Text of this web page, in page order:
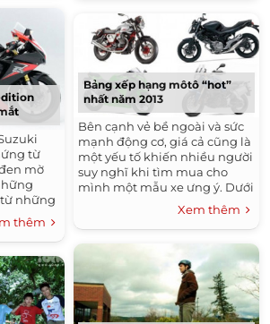
từ
mờ
những
ống xả
R750
thêm
Bảng xếp hạng môtô “hot”
nhất năm 2013
Bên cạnh vẻ bề ngoài và sức
mạnh động cơ, giá cả cũng là
một yếu tố khiến nhiều người
suy nghĩ khi tìm mua cho
mình một mẫu xe ưng ý. Dưới
đây là 10 mẫu xe “kinh tế”
được lựa chọn trong...
Xem thêm